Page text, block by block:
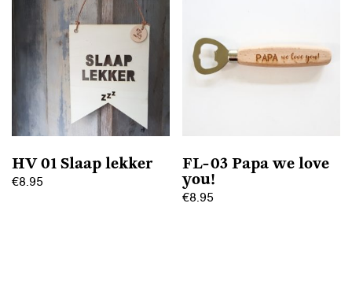
HV 01 Slaap lekker
€8.95
FL-03 Papa we love
you!
€8.95